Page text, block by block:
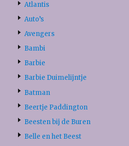
Atlantis
Auto’s
Avengers
Bambi
Barbie
Barbie Duimelijntje
Batman
Beertje Paddington
Beesten bij de Buren
Belle en het Beest